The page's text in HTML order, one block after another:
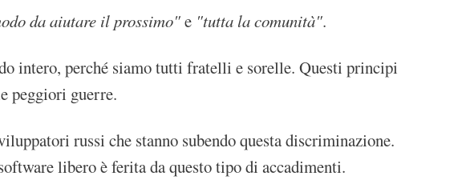
da aiutare il prossimo"e "tutta la comunità".
intero, perché siamo tutti fratelli e sorelle. Questi principi
peggiori guerre.
russi che stanno subendo questa discriminazione.
libero è ferita da questo tipo di accadimenti.